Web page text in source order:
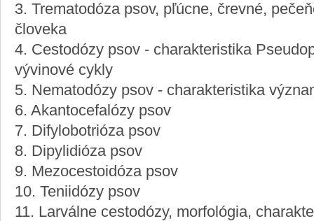
3. Trematodóza psov, pľúcne, črevné,
človeka
4. Cestodózy psov - charakteristika
vývinové cykly
5. Nematodózy psov - charakteristika
6. Akantocefalózy psov
7. Difylobotrióza psov
8. Dipylidióza psov
9. Mezocestoidóza psov
10. Teniidózy psov
11. Larválne cestodózy, morfológia,